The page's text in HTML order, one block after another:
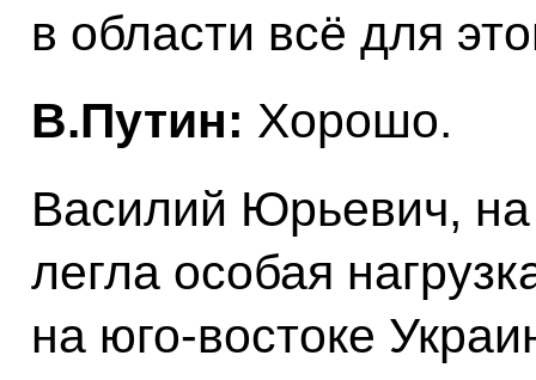
в области всё для
В.Путин: Хорошо.
Василий Юрьевич, на
легла особая
на юго-востоке